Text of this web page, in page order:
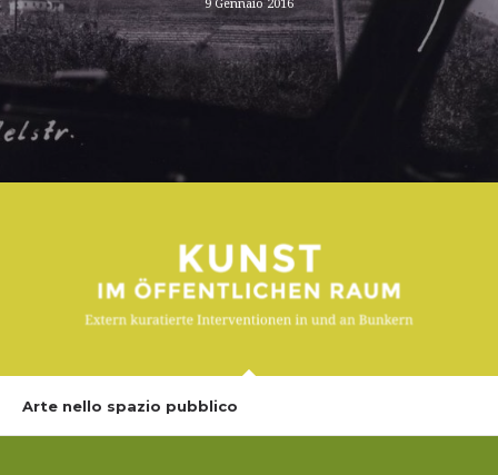
9 Gennaio 2016
Arte nello spazio pubblico